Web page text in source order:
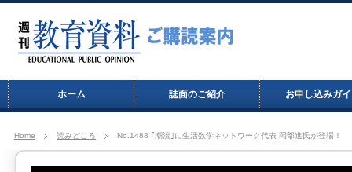
ホーム 誌面のご紹介 お申し込みガ
Home 読みどころ No.1488 ｢潮流｣に生活数学ネットワーク代表 岡部進氏が登場！